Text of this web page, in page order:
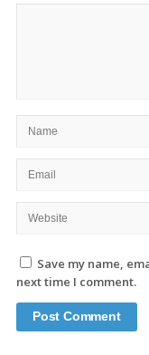
Save my name,
next time I comment.